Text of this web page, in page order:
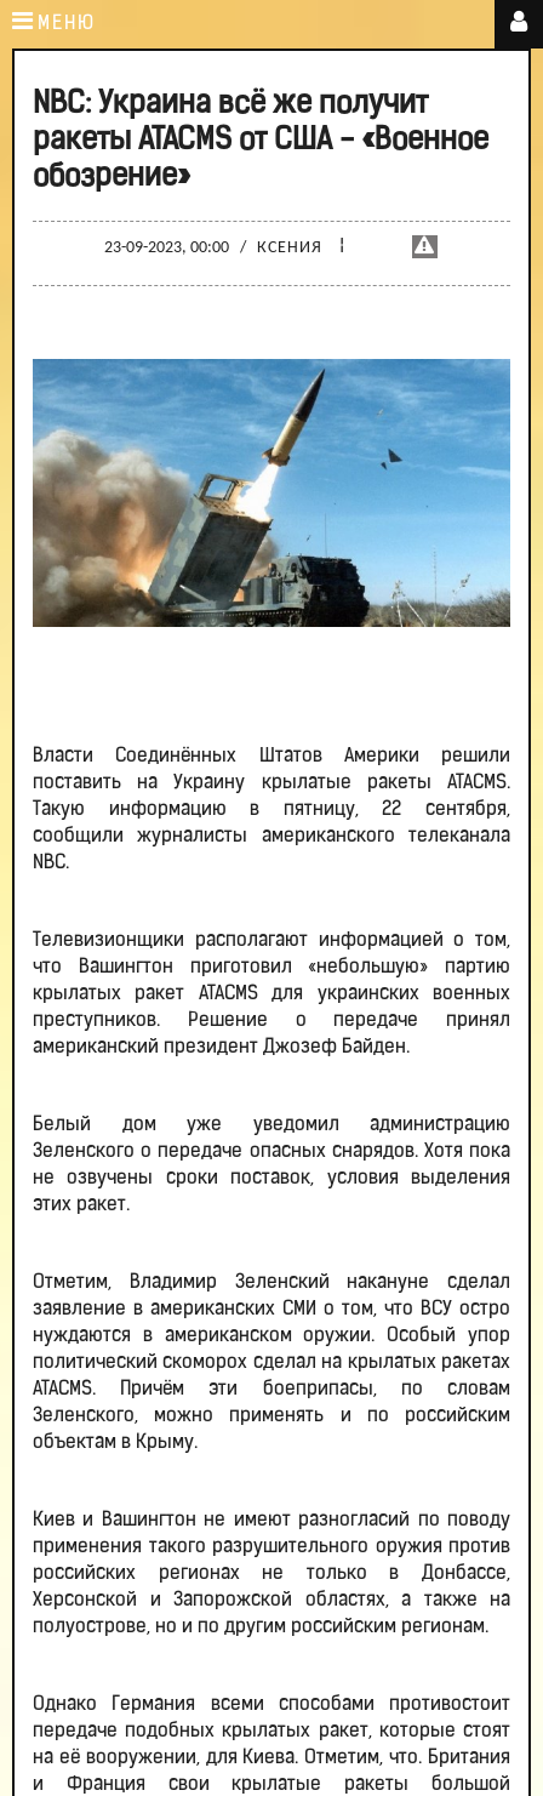
МЕНЮ
NBC: Украина всё же получит
ракеты ATACMS от США - «Военное
обозрение»
23-09-2023, 00:00 / КСЕНИЯ ¦
Власти Соединённых Штатов Америки решили
поставить на Украину крылатые ракеты ATACMS.
Такую информацию в пятницу, 22 сентября,
сообщили журналисты американского телеканала
NBC.
Телевизионщики располагают информацией о том,
что Вашингтон приготовил «небольшую» партию
крылатых ракет ATACMS для украинских военных
преступников. Решение о передаче принял
американский президент Джозеф Байден.
Белый дом уже уведомил администрацию
Зеленского о передаче опасных снарядов. Хотя пока
не озвучены сроки поставок, условия выделения
этих ракет.
Отметим, Владимир Зеленский накануне сделал
заявление в американских СМИ о том, что ВСУ остро
нуждаются в американском оружии. Особый упор
политический скоморох сделал на крылатых ракетах
ATACMS. Причём эти боеприпасы, по словам
Зеленского, можно применять и по российским
объектам в Крыму.
Киев и Вашингтон не имеют разногласий по поводу
применения такого разрушительного оружия против
российских регионах не только в Донбассе,
Херсонской и Запорожской областях, а также на
полуострове, но и по другим российским регионам.
Однако Германия всеми способами противостоит
передаче подобных крылатых ракет, которые стоят
на её вооружении, для Киева. Отметим, что. Британия
и Франция свои крылатые ракеты большой